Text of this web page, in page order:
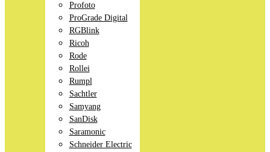
Profoto
ProGrade Digital
RGBlink
Ricoh
Rode
Rollei
Rumpl
Sachtler
Samyang
SanDisk
Saramonic
Schneider Electric